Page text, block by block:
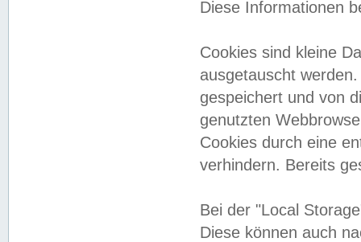
Diese Informationen
Cookies sind kleine
ausgetauscht
gespeichert und von
genutzten
Cookies durch eine
verhindern. Bereits
Bei der "Local
Diese können auch